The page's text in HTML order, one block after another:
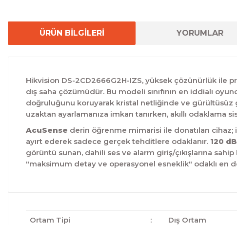
ÜRÜN BİLGİLERİ YORUMLAR
Hikvision DS-2CD2666G2H-IZS, yüksek çözünürlük ile
dış saha çözümüdür. Bu modeli sınıfının en iddialı
doğruluğunu koruyarak kristal netliğinde ve gürültüsüz
uzaktan ayarlamanıza imkan tanırken, akıllı
AcuSense derin öğrenme mimarisi ile donatılan cihaz;
ayırt ederek sadece gerçek tehditlere odaklanır. 120
görüntü sunan, dahili ses ve alarm giriş/çıkışlarına
"maksimum detay ve operasyonel esneklik" odaklı en
Ortam Tipi :
Dış Ortam